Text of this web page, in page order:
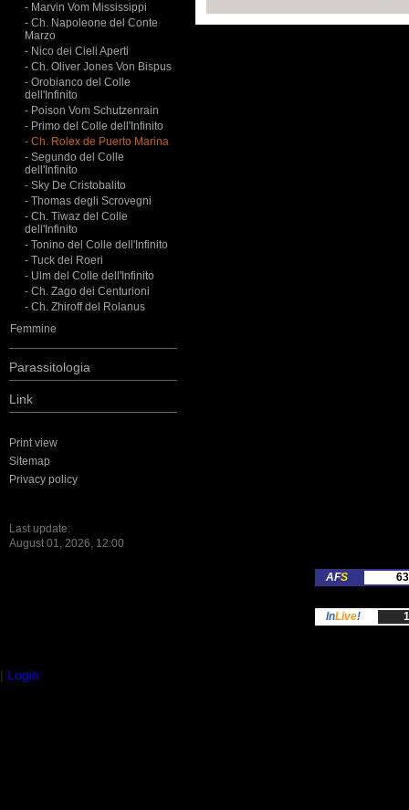
- Marvin Vom Mississippi
- Ch. Napoleone del Conte
Marzo
- Nico dei Cieli Aperti
- Ch. Oliver Jones Von Bispus
- Orobianco del Colle
dell'Infinito
- Poison Vom Schutzenrain
- Primo del Colle dell'Infinito
- Ch. Rolex de Puerto Marina
- Segundo del Colle
dell'Infinito
- Sky De Cristobalito
- Thomas degli Scrovegni
- Ch. Tiwaz del Colle
dell'Infinito
- Tonino del Colle dell'Infinito
- Tuck dei Roeri
- Ulm del Colle dell'Infinito
- Ch. Zago dei Centurioni
- Ch. Zhiroff del Rolanus
Femmine
Parassitologia
Link
Print view
Sitemap
Privacy policy
Last update:
August 01, 2026, 12:00
AFS
InLive!
| Login